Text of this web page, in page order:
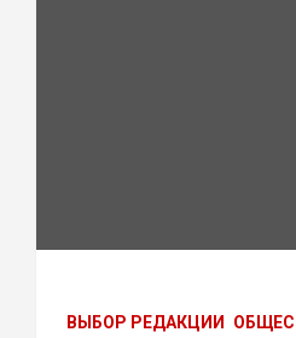
ВЫБОР РЕДАКЦИИ